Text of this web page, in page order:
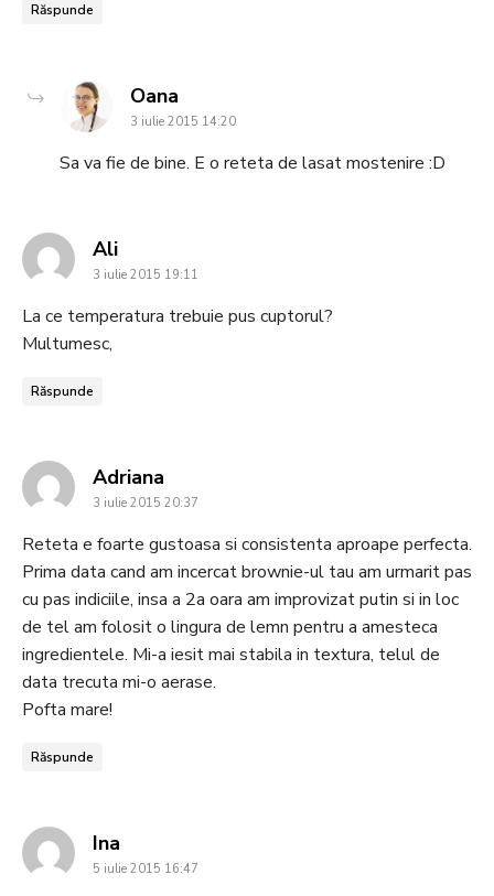
Răspunde
Oana
3 iulie 2015 14:20
Sa va fie de bine. E o reteta de lasat mostenire :D
Alisays:
3 iulie 2015 19:11
La ce temperatura trebuie pus cuptorul?
Multumesc,
Răspunde
Adriana
3 iulie 2015 20:37
Reteta e foarte gustoasa si consistenta aproape perfecta.
Prima data cand am incercat brownie-ul tau am urmarit pas
cu pas indiciile, insa a 2a oara am improvizat putin si in loc
de tel am folosit o lingura de lemn pentru a amesteca
ingredientele. Mi-a iesit mai stabila in textura, telul de
data trecuta mi-o aerase.
Pofta mare!
Răspunde
Ina
5 iulie 2015 16:47